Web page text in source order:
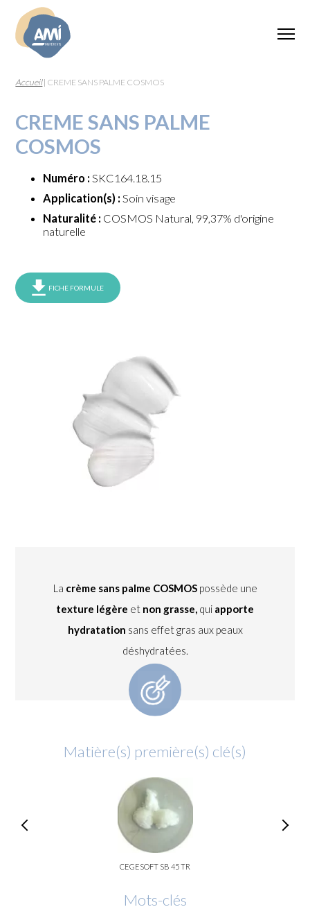
Accueil| CREME SANS PALME COSMOS
CREME SANS PALME
COSMOS
Numéro : SKC164.18.15
Application(s) : Soin visage
Naturalité : COSMOS Natural, 99,37% d'origine
naturelle
FICHE FORMULE
La crème sans palme COSMOSpossède une
texture légère et non grasse, qui apporte
hydratation sans effet gras aux peaux
déshydratées.
Matière(s) première(s) clé(s)
CEGESOFT SB 45 TR
Mots-clés